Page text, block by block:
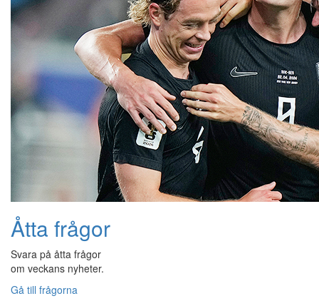
Åtta frågor
Svara på åtta frågor
om veckans nyheter.
Gå till frågorna